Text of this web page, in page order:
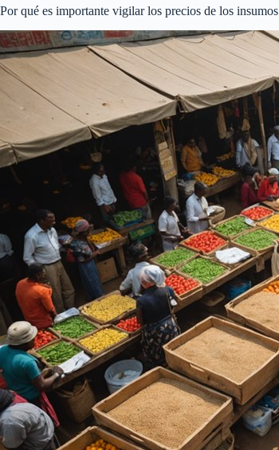
Por qué es importante vigilar los precios de los insumos